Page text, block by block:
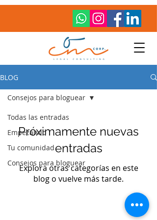
BLOG
Todas las entradas
Empezando
Tu comunidad
Consejos para bloguear
Consejos para bloguear
Próximamente nuevas
entradas
Explora otras categorías en este
blog o vuelve más tarde.